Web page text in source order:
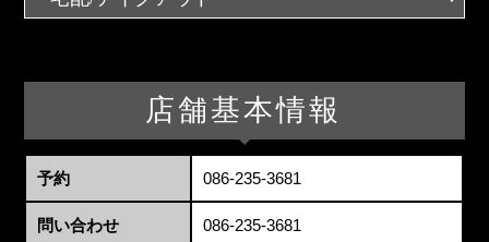
店舗基本情報
予約 086-235-3681
問い合わせ 086-235-3681